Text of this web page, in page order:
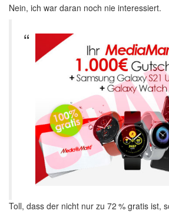
Nein, ich war daran noch nie interessiert.
Toll, dass der nicht nur zu 72 % gratis ist,